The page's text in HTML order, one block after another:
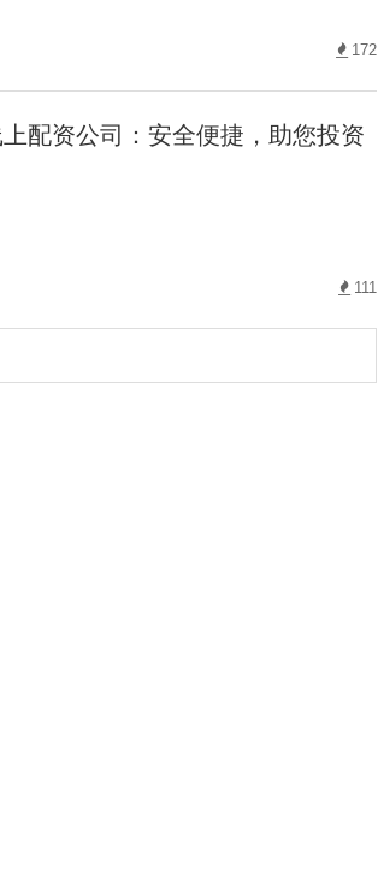
172
配资公司：安全便捷，助您投资
111